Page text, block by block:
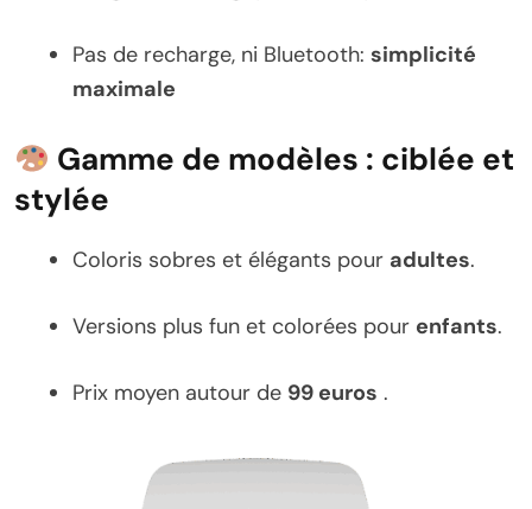
Pas de recharge, ni Bluetooth: simplicité
maximale
Gamme de modèles : ciblée et
stylée
Coloris sobres et élégants pour adultes.
Versions plus fun et colorées pour enfants.
Prix moyen autour de 99 euros .